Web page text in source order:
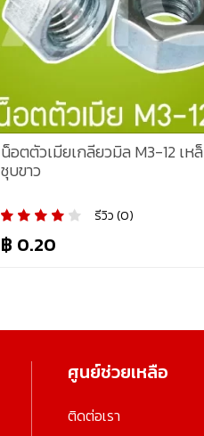
น็อตตัวเมียเกลียวมิล M3-12 เห
ชุบขาว
รีวิว (0)
฿ 0.20
ศูนย์ช่วยเหลือ
ติดต่อเรา